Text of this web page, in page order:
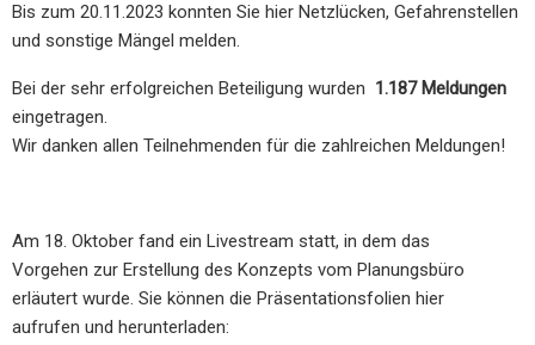
Bis zum 20.11.2023 konnten Sie hier Netzlücken, Gefahrenstellen
und sonstige Mängel melden.
Bei der sehr erfolgreichen Beteiligung wurden 1.187 Meldungen
eingetragen.
Wir danken allen Teilnehmenden für die zahlreichen Meldungen!
Am 18. Oktober fand ein Livestream statt, in dem das
Vorgehen zur Erstellung des Konzepts vom Planungsbüro
erläutert wurde. Sie können die Präsentationsfolien hier
aufrufen und herunterladen: